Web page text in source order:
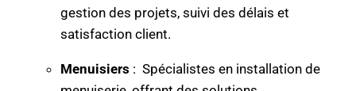
gestion des projets, suivi des délais et
satisfaction client.
Menuisiers : Spécialistes en installation de